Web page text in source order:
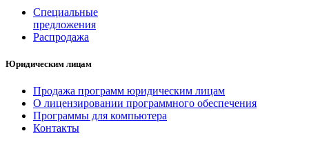
Специальные
предложения
Распродажа
Юридическим лицам
Продажа программ юридическим лицам
О лицензировании программного обеспечения
Программы для компьютера
Контакты